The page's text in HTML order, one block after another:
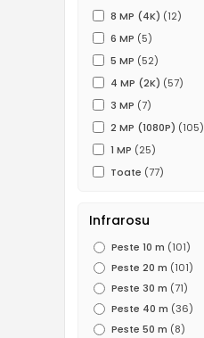
8 MP (4K) (12)
6 MP (5)
5 MP (52)
4 MP (2K) (57)
3 MP (7)
2 MP (1080P) (105)
1 MP (25)
Toate (77)
Infrarosu
Peste 10 m (101)
Peste 20 m (101)
Peste 30 m (71)
Peste 40 m (36)
Peste 50 m (8)